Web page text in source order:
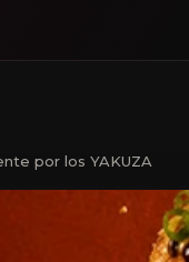
por los YAKUZA